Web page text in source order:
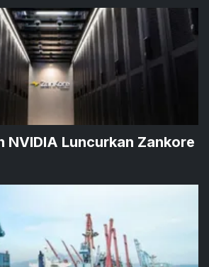
NVIDIA Luncurkan Zankore